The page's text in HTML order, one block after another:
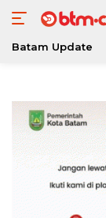
konten
Batam Update